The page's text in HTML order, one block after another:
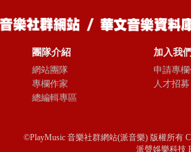
團隊介紹
網站團隊
專欄作家
總編輯專區
加入我們
申請專
人才招募
©PlayMusic 音樂社群網站(派音樂) 版權所有
派聲娛樂科技